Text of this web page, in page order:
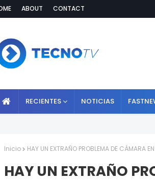
ABOUT CONTACT
RECIENTES NOTICIAS
Inicio HAY UN EXTRAÑO PROBLEMA DE CÁMARA
HAY UN EXTRAÑO